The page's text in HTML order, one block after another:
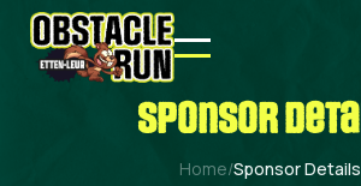
sponsor
Home/Sponsor Details